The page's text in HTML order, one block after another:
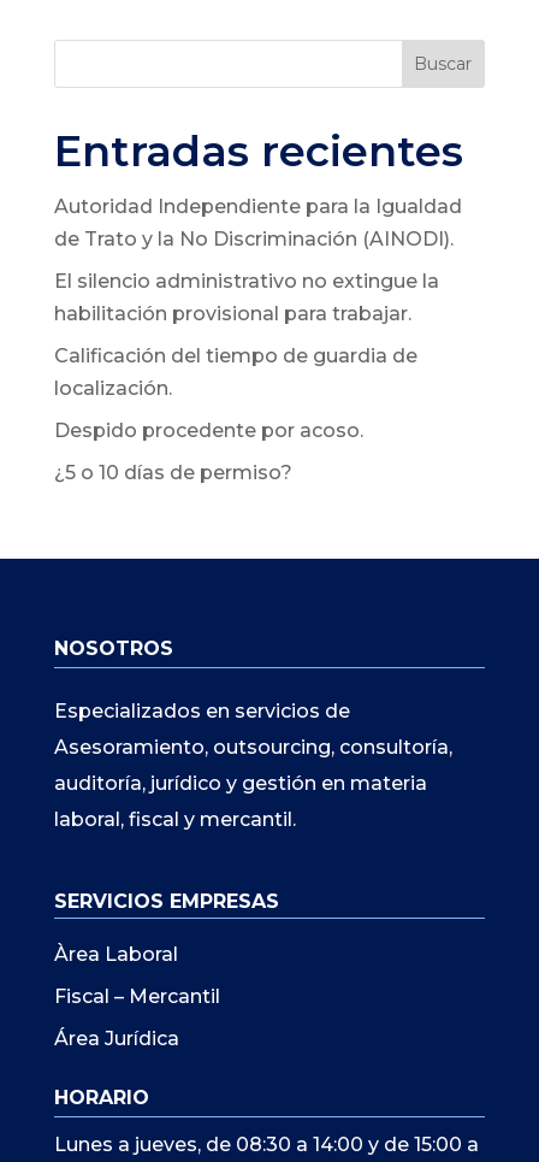
Buscar
Entradas recientes
Autoridad Independiente para la Igualdad
de Trato y la No Discriminación (AINODI).
El silencio administrativo no extingue la
habilitación provisional para trabajar.
Calificación del tiempo de guardia de
localización.
Despido procedente por acoso.
¿5 o 10 días de permiso?
NOSOTROS
Especializados en servicios de
Asesoramiento, outsourcing, consultoría,
auditoría, jurídico y gestión en materia
laboral, fiscal y mercantil.
SERVICIOS EMPRESAS
Àrea Laboral
Fiscal – Mercantil
Área Jurídica
HORARIO
Lunes a jueves, de 08:30 a 14:00 y de 15:00 a